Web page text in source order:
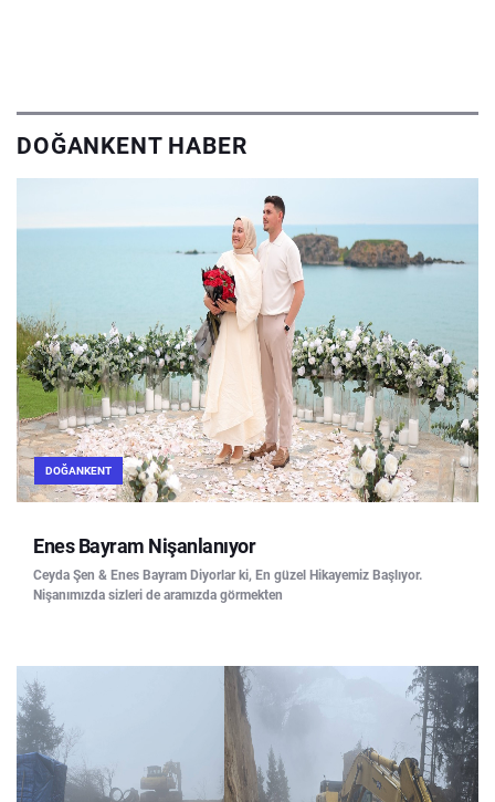
DOĞANKENT HABER
DOĞANKENT
Enes Bayram Nişanlanıyor
Ceyda Şen & Enes Bayram Diyorlar ki, En güzel Hikayemiz Başlıyor.
Nişanımızda sizleri de aramızda görmekten